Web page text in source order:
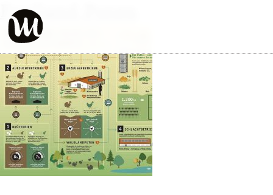
Freiland Puten